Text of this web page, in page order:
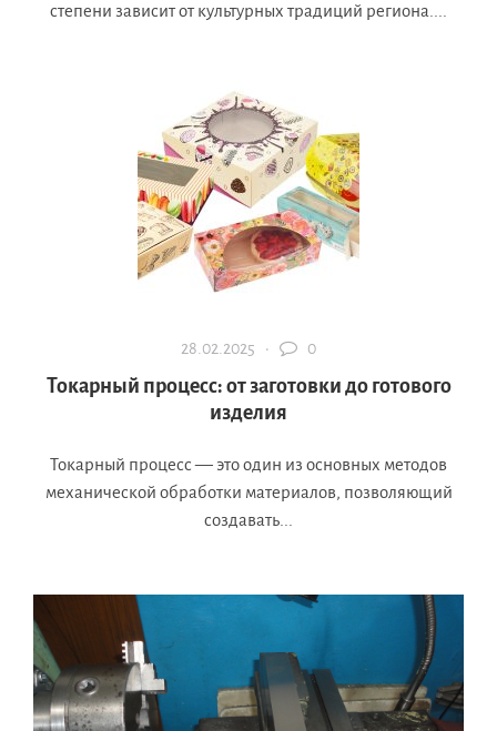
степени зависит от культурных традиций региона....
28.02.2025 · 0
Токарный процесс: от заготовки до готового
изделия
Токарный процесс — это один из основных методов
механической обработки материалов, позволяющий
создавать...